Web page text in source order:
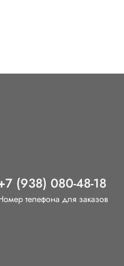
(938) 080-48-18
телефона для заказов